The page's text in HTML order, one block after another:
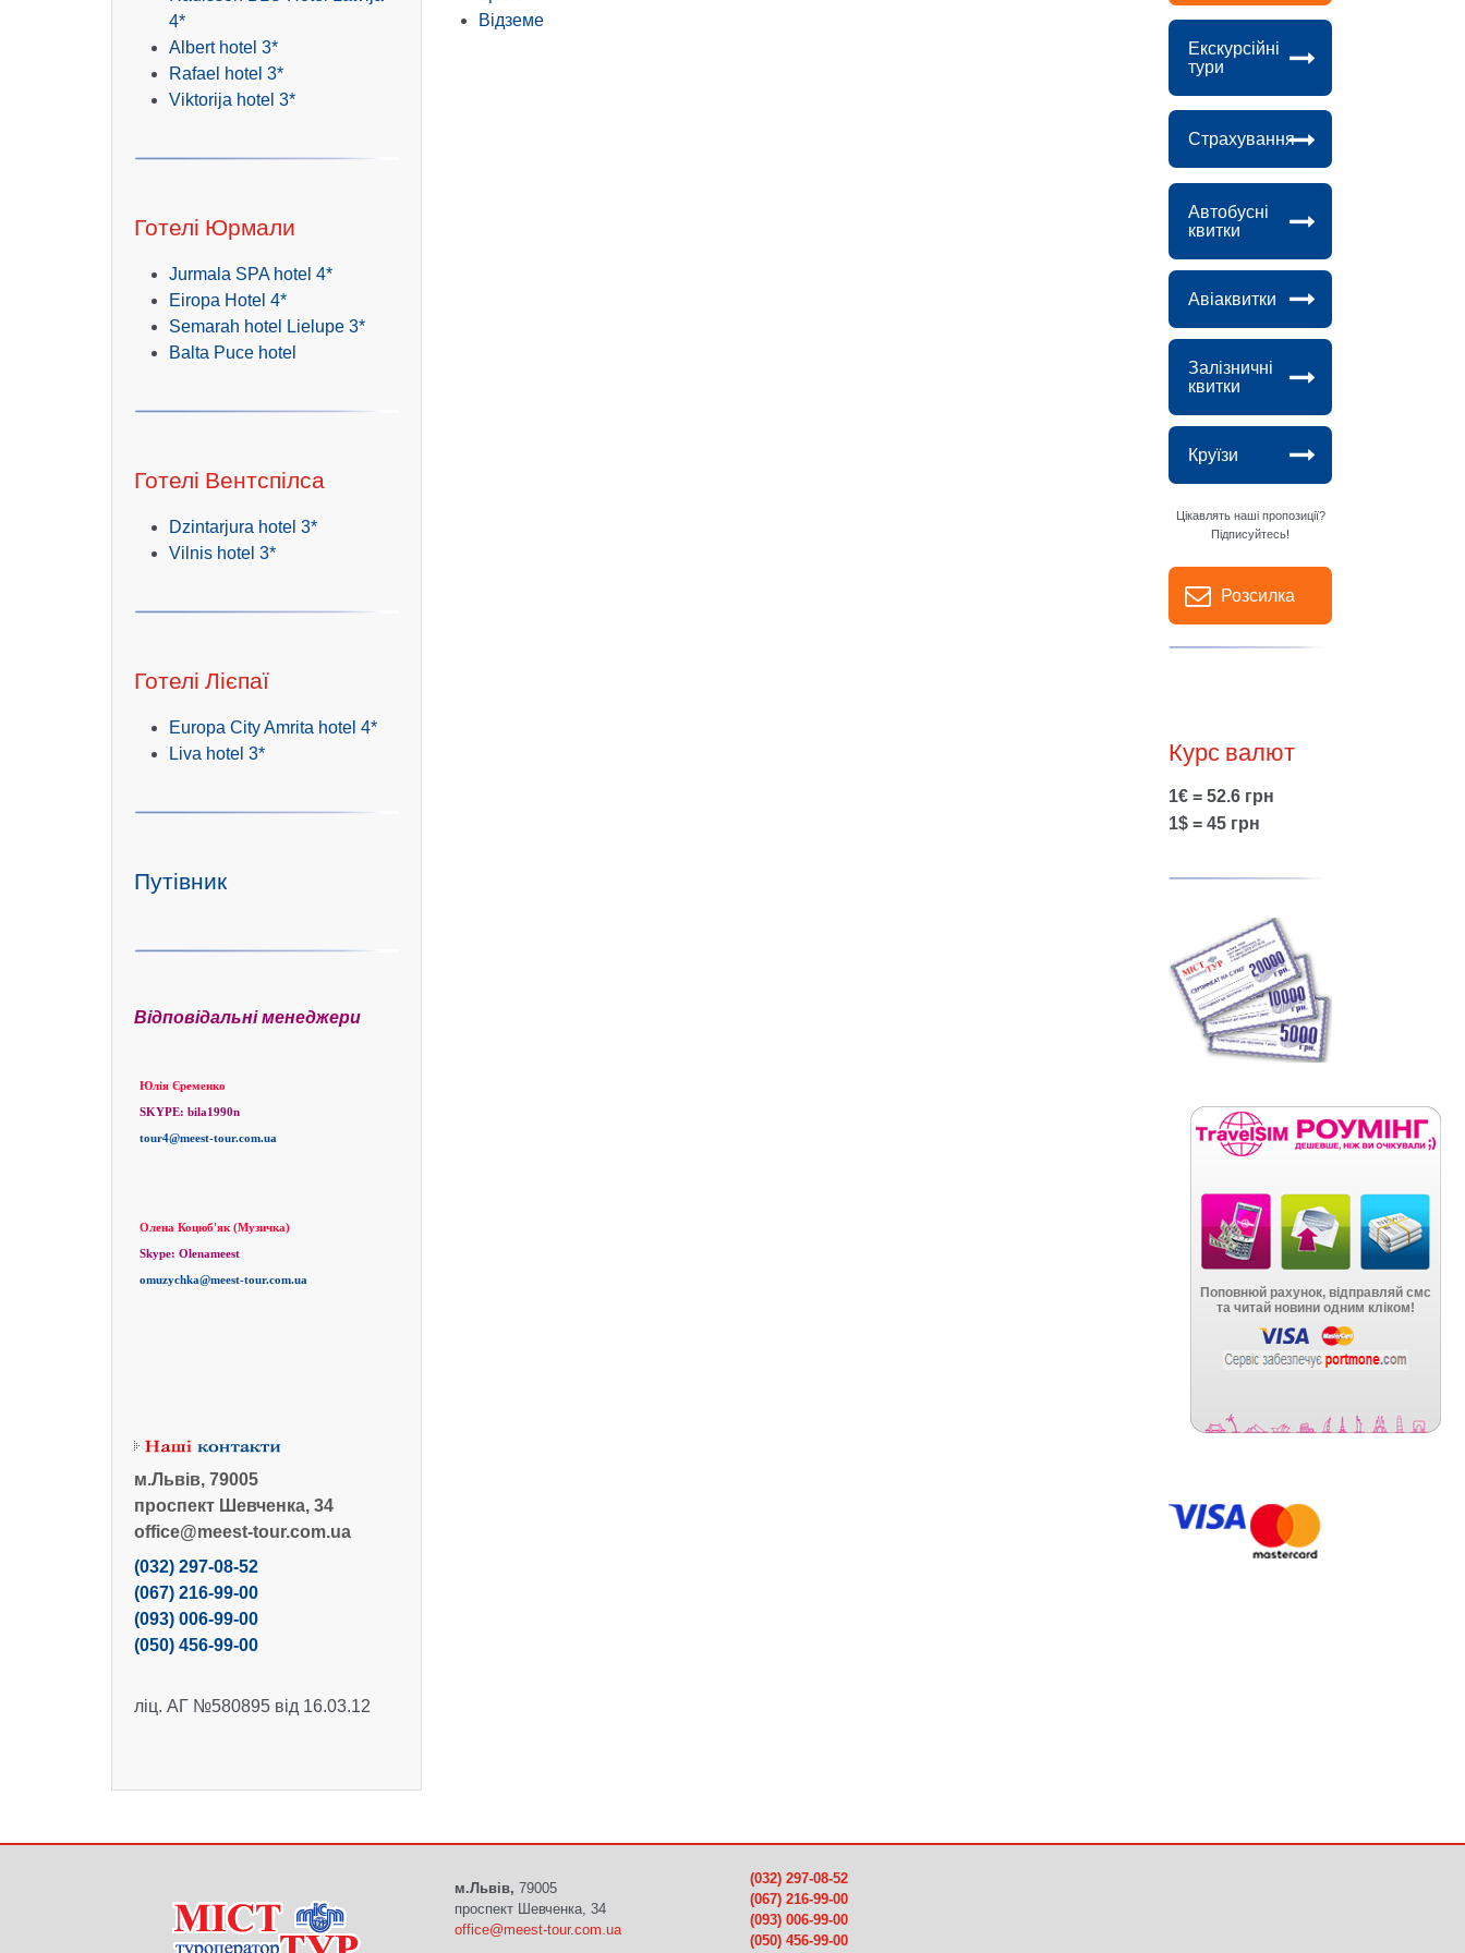
4*
Albert hotel 3*
Rafael hotel 3*
Viktorija hotel 3*
Готелі Юрмали
Jurmala SPA hotel 4*
Eiropa Hotel 4*
Semarah hotel Lielupe 3*
Balta Puce hotel
Готелі Вентспілса
Dzintarjura hotel 3*
Vilnis hotel 3*
Готелі Лієпаї
Europa City Amrita hotel 4*
Liva hotel 3*
Путівник
Відповідальні менеджери
Юлія Єременко
SKYPE: bila1990n
tour4@meest-tour.com.ua
Олена Коцюб'як (Музичка)
Skype: Olenameest
omuzychka@meest-tour.com.ua
м.Львів, 79005
проспект Шевченка, 34
office@meest-tour.com.ua
(032) 297-08-52
(067) 216-99-00
(093) 006-99-00
(050) 456-99-00
ліц. АГ №580895 від 16.03.12
Відземе
Екскурсійні
тури
Страхування
Автобусні
квитки
Авіаквитки
Залізничні
квитки
Круїзи
Цікавлять наші пропозиції?
Підписуйтесь!
Розсилка
Курс валют
1€ = 52.6 грн
1$ = 45 грн
Show larger version
м.Львів, 79005
проспект Шевченка, 34
office@meest-tour.com.ua
(032) 297-08-52
(067) 216-99-00
(093) 006-99-00
(050) 456-99-00